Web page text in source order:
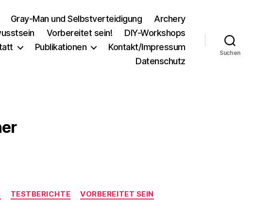
Gray-Man und Selbstverteidigung
Archery
Vorbereitet sein!
DIY-Workshops
Publikationen
Kontakt/Impressum
Datenschutz
Suchen
TESTBERICHTE VORBEREITET SEIN